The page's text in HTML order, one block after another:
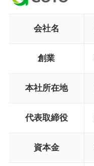
会社名
創業
本社所在地
代表取締役
資本金